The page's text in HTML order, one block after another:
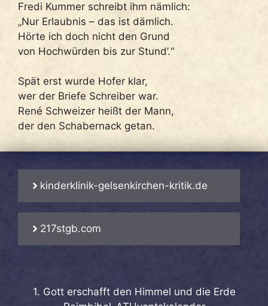
Fredi Kummer schreibt ihm nämlich:
„Nur Erlaubnis – das ist dämlich.
Hörte ich doch nicht den Grund
von Hochwürden bis zur Stund’.“
Spät erst wurde Hofer klar,
wer der Briefe Schreiber war.
René Schweizer heißt der Mann,
der den Schabernack getan.
kinderklinik-gelsenkirchen-kritik.de
217stgb.com
1. Gott erschafft den Himmel und die Erde